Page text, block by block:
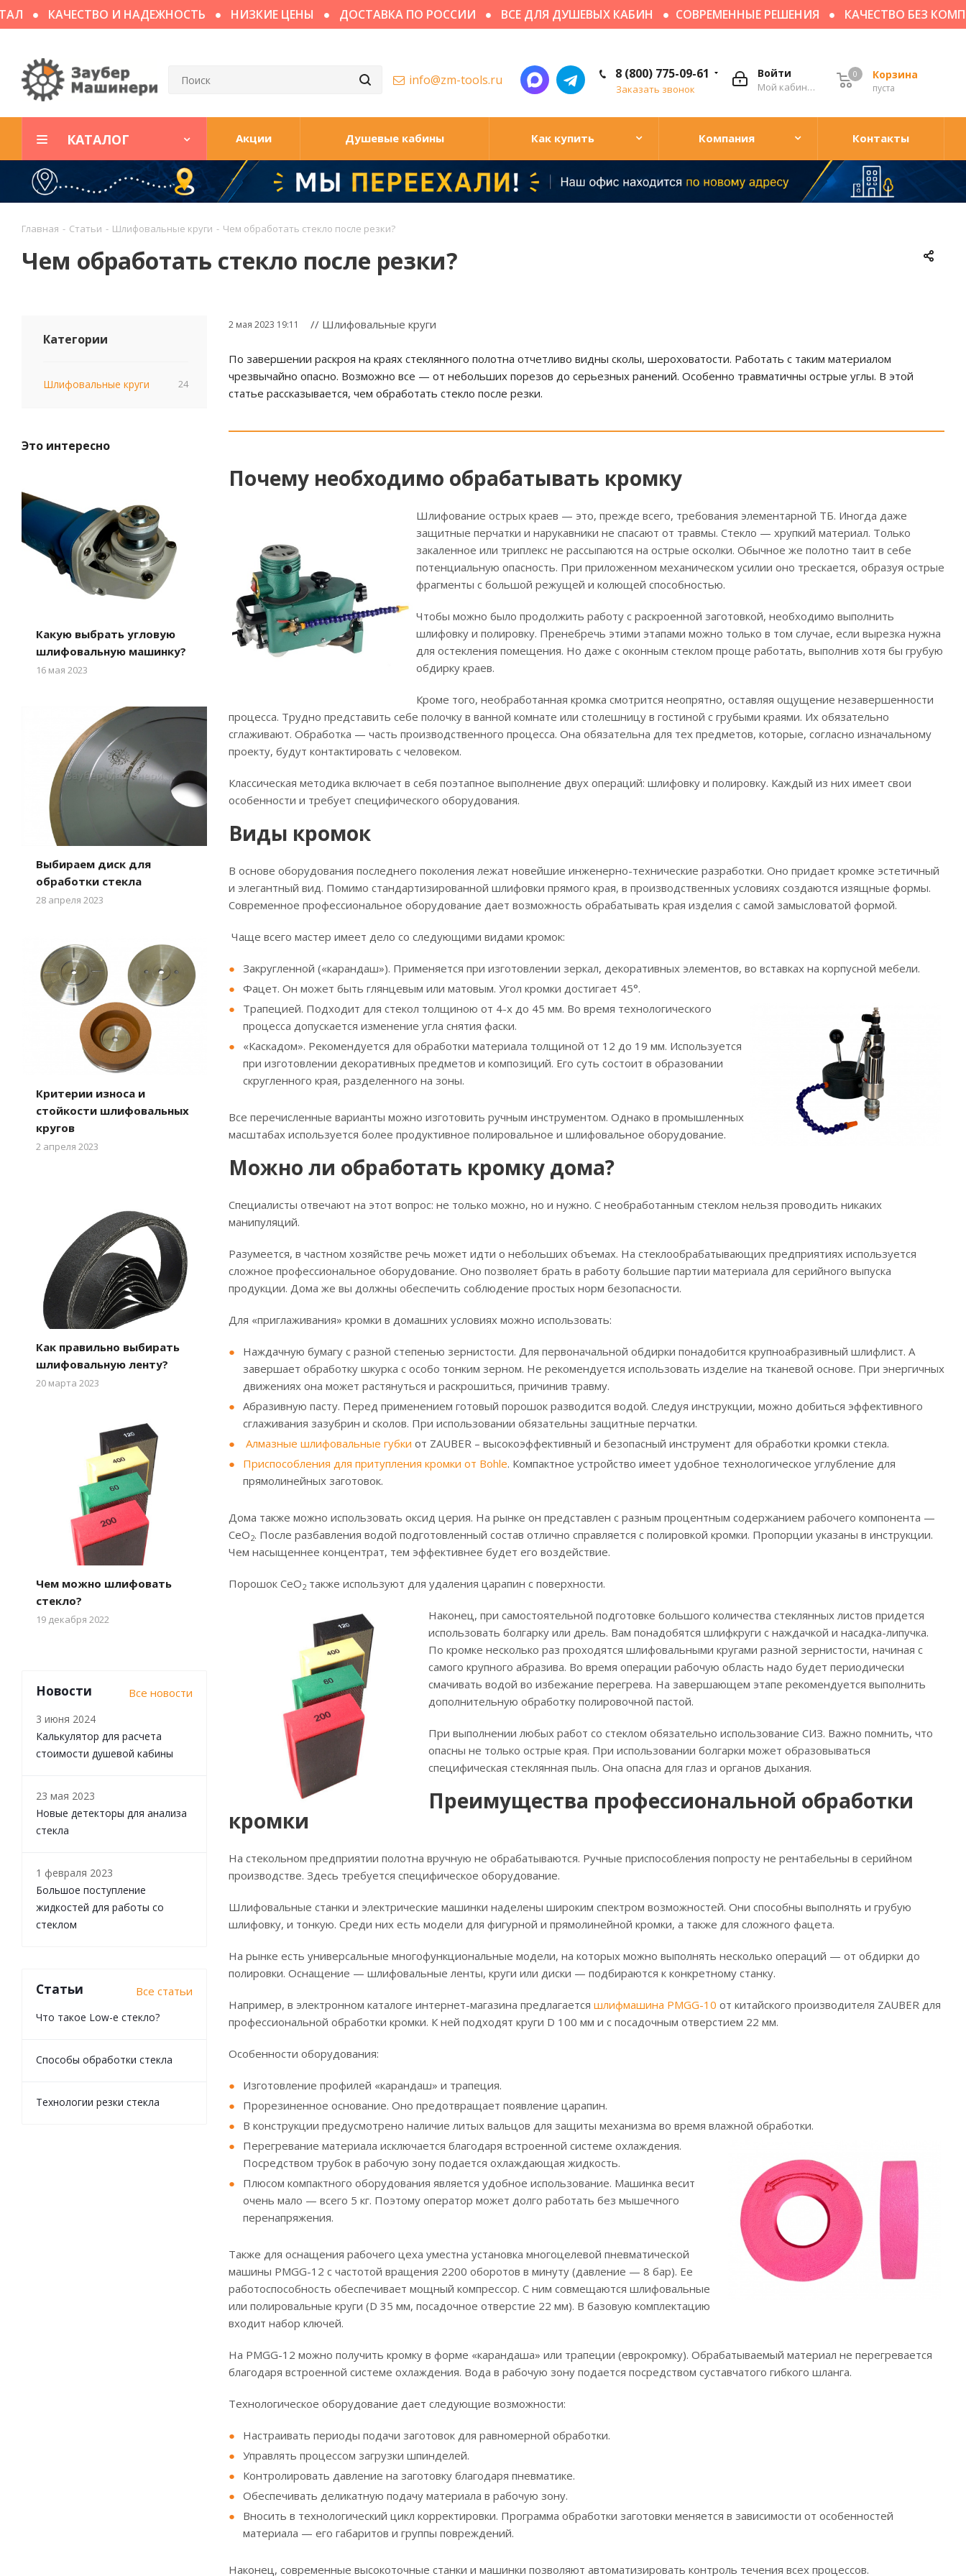
КАЧЕСТВО И НАДЕЖНОСТЬ НИЗКИЕ ЦЕНЫ ДОСТАВКА ПО РОССИИ ВСЕ ДЛЯ ДУШЕВЫХ КАБИН СОВРЕМЕННЫЕ РЕШЕНИЯ КАЧЕСТВО БЕЗ
Корзина
пуста
0
Войти
Мой кабинет
8 (800) 775-09-61
Заказать звонок
info@zm-tools.ru
КАТАЛОГ Акции Душевые кабины Как купить Компания Контакты
Главная - Статьи - Шлифовальные круги - Чем обработать стекло после резки?
Чем обработать стекло после резки?
2 мая 2023 19:11 // Шлифовальные круги
По завершении раскроя на краях стеклянного полотна отчетливо видны сколы, шероховатости. Работать с таким материалом
чрезвычайно опасно. Возможно все — от небольших порезов до серьезных ранений. Особенно травматичны острые углы. В этой
статье рассказывается, чем обработать стекло после резки.
Почему необходимо обрабатывать кромку
Шлифование острых краев — это, прежде всего, требования элементарной ТБ. Иногда даже
защитные перчатки и нарукавники не спасают от травмы. Стекло — хрупкий материал. Только
закаленное или триплекс не рассыпаются на острые осколки. Обычное же полотно таит в себе
потенциальную опасность. При приложенном механическом усилии оно трескается, образуя острые
фрагменты с большой режущей и колющей способностью.
Чтобы можно было продолжить работу с раскроенной заготовкой, необходимо выполнить
шлифовку и полировку. Пренебречь этими этапами можно только в том случае, если вырезка нужна
для остекления помещения. Но даже с оконным стеклом проще работать, выполнив хотя бы грубую
обдирку краев.
Кроме того, необработанная кромка смотрится неопрятно, оставляя ощущение незавершенности
процесса. Трудно представить себе полочку в ванной комнате или столешницу в гостиной с грубыми краями. Их обязательно
сглаживают. Обработка — часть производственного процесса. Она обязательна для тех предметов, которые, согласно изначальному
проекту, будут контактировать с человеком.
Классическая методика включает в себя поэтапное выполнение двух операций: шлифовку и полировку. Каждый из них имеет свои
особенности и требует специфического оборудования.
Виды кромок
В основе оборудования последнего поколения лежат новейшие инженерно-технические разработки. Оно придает кромке эстетичный
и элегантный вид. Помимо стандартизированной шлифовки прямого края, в производственных условиях создаются изящные формы.
Современное профессиональное оборудование дает возможность обрабатывать края изделия с самой замысловатой формой.
Чаще всего мастер имеет дело со следующими видами кромок:
Закругленной («карандаш»). Применяется при изготовлении зеркал, декоративных элементов, во вставках на корпусной мебели.
Фацет. Он может быть глянцевым или матовым. Угол кромки достигает 45°.
Трапецией. Подходит для стекол толщиною от 4-х до 45 мм. Во время технологического
процесса допускается изменение угла снятия фаски.
«Каскадом». Рекомендуется для обработки материала толщиной от 12 до 19 мм. Используется
при изготовлении декоративных предметов и композиций. Его суть состоит в образовании
скругленного края, разделенного на зоны.
Все перечисленные варианты можно изготовить ручным инструментом. Однако в промышленных
масштабах используется более продуктивное полировальное и шлифовальное оборудование.
Можно ли обработать кромку дома?
Специалисты отвечают на этот вопрос: не только можно, но и нужно. С необработанным стеклом нельзя проводить никаких
манипуляций.
Разумеется, в частном хозяйстве речь может идти о небольших объемах. На стеклообрабатывающих предприятиях используется
сложное профессиональное оборудование. Оно позволяет брать в работу большие партии материала для серийного выпуска
продукции. Дома же вы должны обеспечить соблюдение простых норм безопасности.
Для «приглаживания» кромки в домашних условиях можно использовать:
Наждачную бумагу с разной степенью зернистости. Для первоначальной обдирки понадобится крупноабразивный шлифлист. А
завершает обработку шкурка с особо тонким зерном. Не рекомендуется использовать изделие на тканевой основе. При энергичных
движениях она может растянуться и раскрошиться, причинив травму.
Абразивную пасту. Перед применением готовый порошок разводится водой. Следуя инструкции, можно добиться эффективного
сглаживания зазубрин и сколов. При использовании обязательны защитные перчатки.
Алмазные шлифовальные губки от ZAUBER – высокоэффективный и безопасный инструмент для обработки кромки стекла.
Приспособления для притупления кромки от Bohle. Компактное устройство имеет удобное технологическое углубление для
прямолинейных заготовок.
Дома также можно использовать оксид церия. На рынке он представлен с разным процентным содержанием рабочего компонента —
СеО2. После разбавления водой подготовленный состав отлично справляется с полировкой кромки. Пропорции указаны в инструкции.
Чем насыщеннее концентрат, тем эффективнее будет его воздействие.
Порошок СеО2 также используют для удаления царапин с поверхности.
Наконец, при самостоятельной подготовке большого количества стеклянных листов придется
использовать болгарку или дрель. Вам понадобятся шлифкруги с наждачкой и насадка-липучка.
По кромке несколько раз проходятся шлифовальными кругами разной зернистости, начиная с
самого крупного абразива. Во время операции рабочую область надо будет периодически
смачивать водой во избежание перегрева. На завершающем этапе рекомендуется выполнить
дополнительную обработку полировочной пастой.
При выполнении любых работ со стеклом обязательно использование СИЗ. Важно помнить, что
опасны не только острые края. При использовании болгарки может образовываться
специфическая стеклянная пыль. Она опасна для глаз и органов дыхания.
Преимущества профессиональной обработки
кромки
На стекольном предприятии полотна вручную не обрабатываются. Ручные приспособления попросту не рентабельны в серийном
производстве. Здесь требуется специфическое оборудование.
Шлифовальные станки и электрические машинки наделены широким спектром возможностей. Они способны выполнять и грубую
шлифовку, и тонкую. Среди них есть модели для фигурной и прямолинейной кромки, а также для сложного фацета.
На рынке есть универсальные многофункциональные модели, на которых можно выполнять несколько операций — от обдирки до
полировки. Оснащение — шлифовальные ленты, круги или диски — подбираются к конкретному станку.
Например, в электронном каталоге интернет-магазина предлагается шлифмашина PMGG-10 от китайского производителя ZAUBER для
профессиональной обработки кромки. К ней подходят круги D 100 мм и с посадочным отверстием 22 мм.
Особенности оборудования:
Изготовление профилей «карандаш» и трапеция.
Прорезиненное основание. Оно предотвращает появление царапин.
В конструкции предусмотрено наличие литых вальцов для защиты механизма во время влажной обработки.
Перегревание материала исключается благодаря встроенной системе охлаждения.
Посредством трубок в рабочую зону подается охлаждающая жидкость.
Плюсом компактного оборудования является удобное использование. Машинка весит
очень мало — всего 5 кг. Поэтому оператор может долго работать без мышечного
перенапряжения.
Также для оснащения рабочего цеха уместна установка многоцелевой пневматической
машины PMGG-12 с частотой вращения 2200 оборотов в минуту (давление — 8 бар). Ее
работоспособность обеспечивает мощный компрессор. С ним совмещаются шлифовальные
или полировальные круги (D 35 мм, посадочное отверстие 22 мм). В базовую комплектацию
входит набор ключей.
На PMGG-12 можно получить кромку в форме «карандаша» или трапеции (еврокромку). Обрабатываемый материал не перегревается
благодаря встроенной системе охлаждения. Вода в рабочую зону подается посредством суставчатого гибкого шланга.
Технологическое оборудование дает следующие возможности:
Настраивать периоды подачи заготовок для равномерной обработки.
Управлять процессом загрузки шпинделей.
Контролировать давление на заготовку благодаря пневматике.
Обеспечивать деликатную подачу материала в рабочую зону.
Вносить в технологический цикл корректировки. Программа обработки заготовки меняется в зависимости от особенностей
материала — его габаритов и группы повреждений.
Наконец, современные высокоточные станки и машинки позволяют автоматизировать контроль течения всех процессов.
Категории
Шлифовальные круги 24
Это интересно
Какую выбрать угловую
шлифовальную машинку?
16 мая 2023
Выбираем диск для
обработки стекла
28 апреля 2023
Критерии износа и
стойкости шлифовальных
кругов
2 апреля 2023
Как правильно выбирать
шлифовальную ленту?
20 марта 2023
Чем можно шлифовать
стекло?
19 декабря 2022
Новости Все новости
3 июня 2024
Калькулятор для расчета
стоимости душевой кабины
23 мая 2023
Новые детекторы для анализа
стекла
1 февраля 2023
Большое поступление
жидкостей для работы со
стеклом
Статьи Все статьи
Что такое Low-e стекло?
Способы обработки стекла
Технологии резки стекла